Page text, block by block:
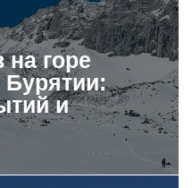
на горе
и